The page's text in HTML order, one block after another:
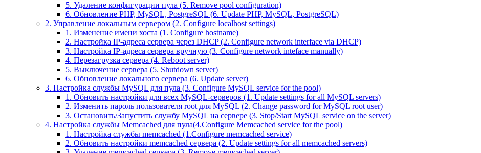
5. Удаление конфигурации пула (5. Remove pool configuration)
6. Обновление PHP, MySQL, PostgreSQL (6. Update PHP, MySQL, PostgreSQL)
2. Управление локальным сервером (2. Configure localhost settings)
1. Изменение имени хоста (1. Configure hostname)
2. Настройка IP-адреса сервера через DHCP (2. Configure network interface via DHCP)
3. Настройка IP-адреса сервера вручную (3. Configure network inteface manually)
4. Перезагрузка сервера (4. Reboot server)
5. Выключение сервера (5. Shutdown server)
6. Обновление локального сервера (6. Update server)
3. Настройка службы MySQL для пула (3. Configure MySQL service for the pool)
1. Обновить настройки для всех MySQL-серверов (1. Update settings for all MySQL servers)
2. Изменить пароль пользователя root для MySQL (2. Change password for MySQL root user)
3. Остановить/Запустить службу MySQL на сервере (3. Stop/Start MySQL service on the server)
4. Настройка службы Memcached для пула(4.Configure Memcached service for the pool)
1. Настройка службы memcached (1.Configure memcached service)
2. Обновить настройки memcached сервера (2. Update settings for all memcached servers)